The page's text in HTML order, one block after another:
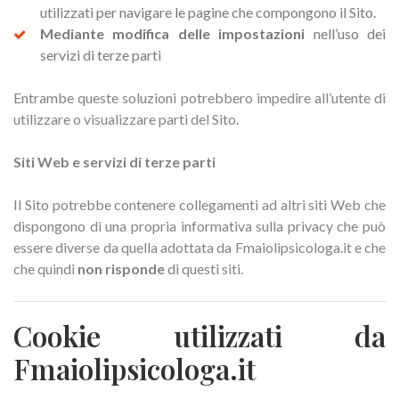
utilizzati per navigare le pagine che compongono il Sito.
Mediante modifica delle impostazioni nell’uso dei
servizi di terze parti
Entrambe queste soluzioni potrebbero impedire all’utente di
utilizzare o visualizzare parti del Sito.
Siti Web e servizi di terze parti
Il Sito potrebbe contenere collegamenti ad altri siti Web che
dispongono di una propria informativa sulla privacy che può
essere diverse da quella adottata da Fmaiolipsicologa.it e che
che quindi non rispondedi questi siti.
Cookie utilizzati da
Fmaiolipsicologa.it